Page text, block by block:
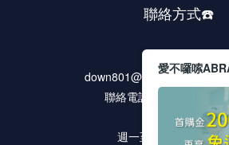
聯絡方式☎️
down801@rocdown-
聯絡電話 02-2278-9321
客服時段
週一至週五 9:00
愛不囉嗦